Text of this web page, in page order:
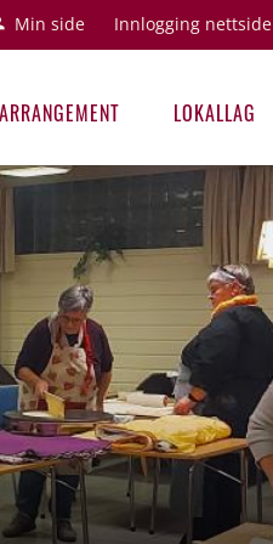
Min side Innlogging nettside
ARRANGEMENT LOKALLAG